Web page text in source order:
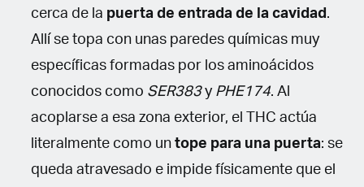
cerca de la puerta de entrada de la cavidad .
Allí se topa con unas paredes químicas muy
específicas formadas por los aminoácidos
conocidos como SER383y PHE174. Al
acoplarse a esa zona exterior, el THC actúa
literalmente como un tope para una puerta: se
queda atravesado e impide físicamente que el